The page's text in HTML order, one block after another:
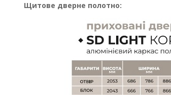
Щитове дверне полотно: